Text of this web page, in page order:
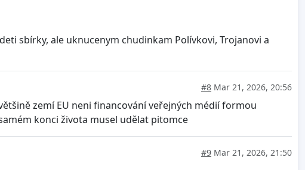
sbírky, ale uknucenym chudinkam Polívkovi, Trojanovi a
#8 Mar 21, 2026, 20:56
zemí EU neni financování veřejných médií formou
konci života musel udělat pitomce
#9 Mar 21, 2026, 21:50